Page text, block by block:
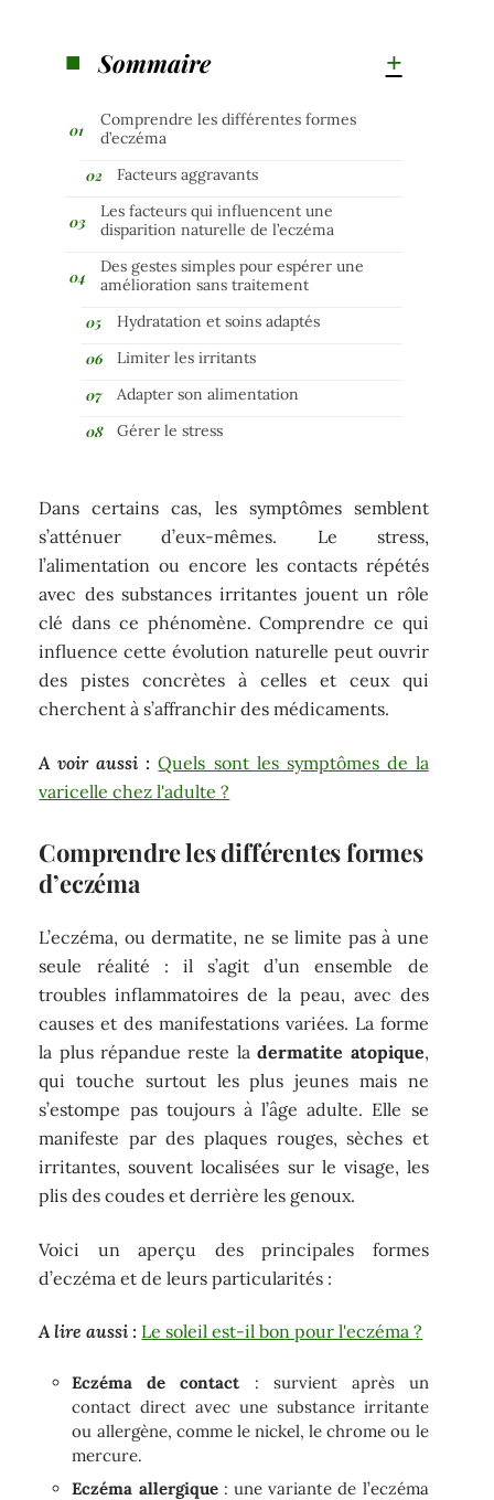
Sommaire
Comprendre les différentes formes
d’eczéma
Facteurs aggravants
Les facteurs qui influencent une
disparition naturelle de l’eczéma
Des gestes simples pour espérer une
amélioration sans traitement
Hydratation et soins adaptés
Limiter les irritants
Adapter son alimentation
Gérer le stress
Dans certains cas, les symptômes semblent
s’atténuer d’eux-mêmes. Le stress,
l’alimentation ou encore les contacts répétés
avec des substances irritantes jouent un rôle
clé dans ce phénomène. Comprendre ce qui
influence cette évolution naturelle peut ouvrir
des pistes concrètes à celles et ceux qui
cherchent à s’affranchir des médicaments.
A voir aussi : Quels sont les symptômes de la
varicelle chez l'adulte ?
Comprendre les différentes formes
d’eczéma
L’eczéma, ou dermatite, ne se limite pas à une
seule réalité : il s’agit d’un ensemble de
troubles inflammatoires de la peau, avec des
causes et des manifestations variées. La forme
la plus répandue reste ladermatite atopique,
qui touche surtout les plus jeunes mais ne
s’estompe pas toujours à l’âge adulte. Elle se
manifeste par des plaques rouges, sèches et
irritantes, souvent localisées sur le visage, les
plis des coudes et derrière les genoux.
Voici un aperçu des principales formes
d’eczéma et de leurs particularités :
A lire aussi : Le soleil est-il bon pour l'eczéma ?
Eczéma de contact: survient après un
contact direct avec une substance irritante
ou allergène, comme le nickel, le chrome ou le
mercure.
Eczéma allergique: une variante de l’eczéma